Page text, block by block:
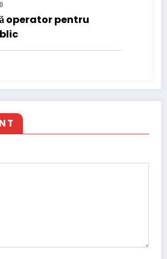
0
operator pentru